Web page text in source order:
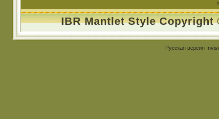
IBR Mantlet Style Copyright
Русская версия